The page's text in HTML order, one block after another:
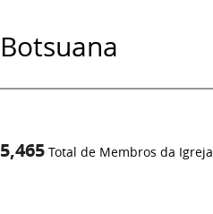
Botsuana
5,465 Total de Membros da Igreja